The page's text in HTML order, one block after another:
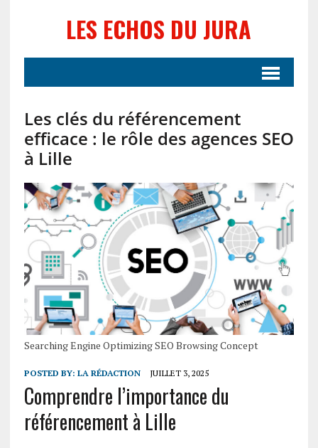
LES ECHOS DU JURA
Les clés du référencement
efficace : le rôle des agences SEO
à Lille
Searching Engine Optimizing SEO Browsing Concept
POSTED BY: LA RÉDACTION JUILLET 3, 2025
Comprendre l’importance du
référencement à Lille